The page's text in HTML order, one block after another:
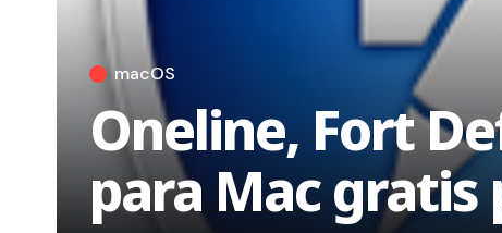
macOS
Oneline, Fort
para Mac